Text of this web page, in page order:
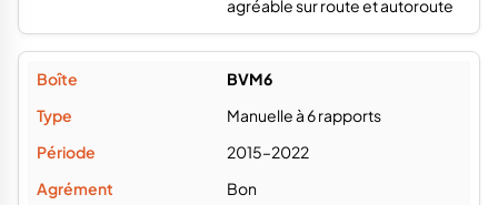
agréable sur route et autoroute
BVM6
Manuelle à 6 rapports
2015–2022
Bon